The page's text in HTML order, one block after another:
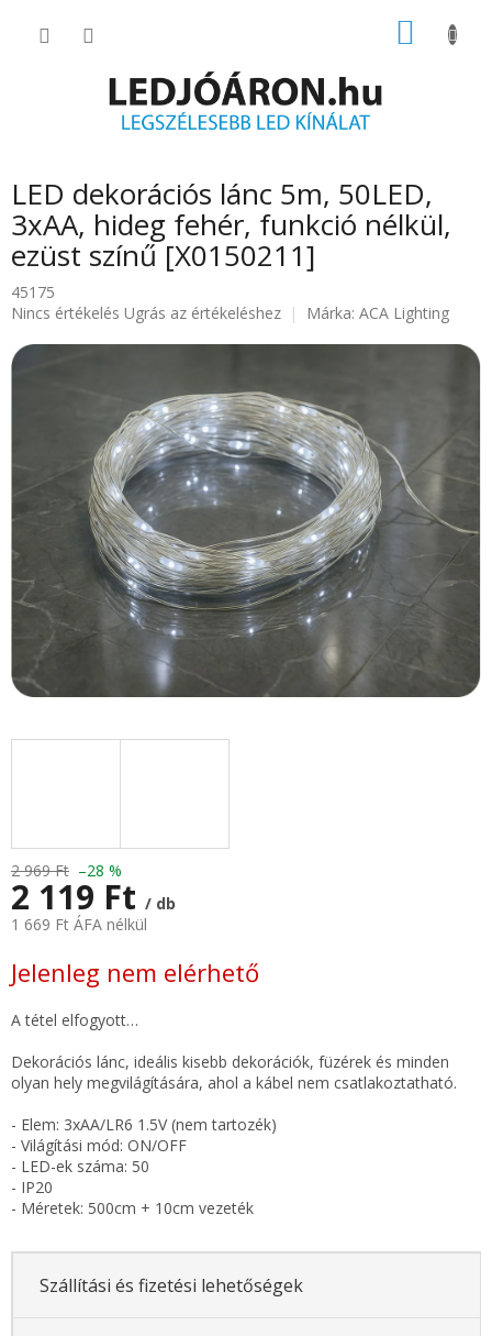
KOSÁR
LED dekorációs lánc 5m, 50LED,
3xAA, hideg fehér, funkció nélkül,
ezüst színű [X0150211]
45175
A
átlagos
Nincs értékelés Ugrás az értékeléshez Márka: ACA Lighting
2 969 Ft –28 %
2 119 Ft / db
1 669 Ft ÁFA nélkül
Jelenleg nem elérhető
A tétel elfogyott…
Dekorációs lánc, ideális kisebb dekorációk, füzérek és minden
olyan hely megvilágítására, ahol a kábel nem csatlakoztatható.
- Elem: 3xAA/LR6 1.5V (nem tartozék)
- Világítási mód: ON/OFF
- LED-ek száma: 50
- IP20
- Méretek: 500cm + 10cm vezeték
Szállítási és fizetési lehetőségek